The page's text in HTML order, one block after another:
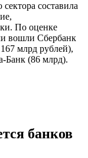
составила
По оценке
вошли Сбербанк
млрд рублей),
Банк (86 млрд).
банков